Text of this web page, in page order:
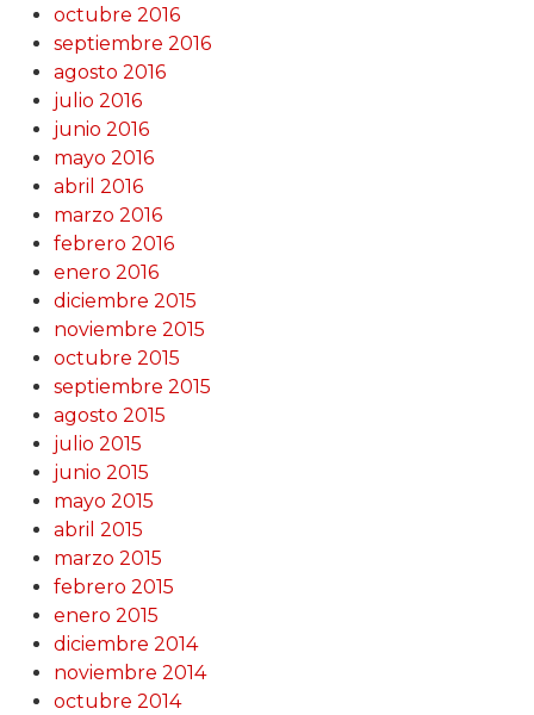
octubre 2016
septiembre 2016
agosto 2016
julio 2016
junio 2016
mayo 2016
abril 2016
marzo 2016
febrero 2016
enero 2016
diciembre 2015
noviembre 2015
octubre 2015
septiembre 2015
agosto 2015
julio 2015
junio 2015
mayo 2015
abril 2015
marzo 2015
febrero 2015
enero 2015
diciembre 2014
noviembre 2014
octubre 2014